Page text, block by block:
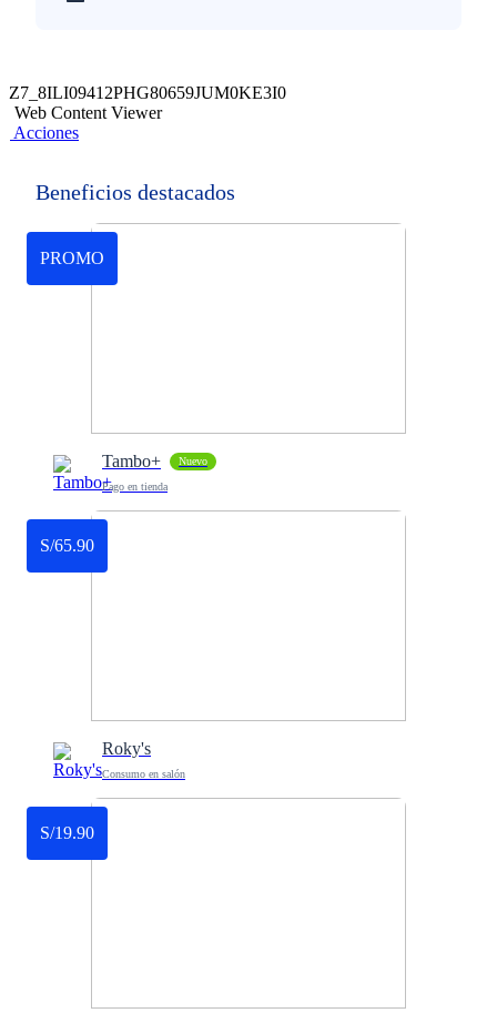
Z7_8ILI09412PHG80659JUM0KE3I0
Web Content Viewer
Acciones
Beneficios destacados
PROMO
Tambo+ Nuevo
Pago en tienda
S/65.90
Roky's
Consumo en salón
S/19.90